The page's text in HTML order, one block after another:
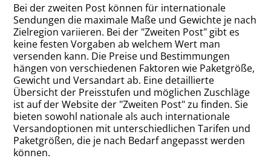
Bei der zweiten Post können für internationale
Sendungen die maximale Maße und Gewichte je nach
Zielregion variieren. Bei der "Zweiten Post" gibt es
keine festen Vorgaben ab welchem Wert man
versenden kann. Die Preise und Bestimmungen
hängen von verschiedenen Faktoren wie Paketgröße,
Gewicht und Versandart ab. Eine detaillierte
Übersicht der Preisstufen und möglichen Zuschläge
ist auf der Website der "Zweiten Post" zu finden. Sie
bieten sowohl nationale als auch internationale
Versandoptionen mit unterschiedlichen Tarifen und
Paketgrößen, die je nach Bedarf angepasst werden
können.